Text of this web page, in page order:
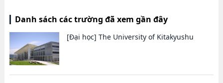
Danh sách các trường đã xem gần đây
[Đại học] The University of Kitakyushu